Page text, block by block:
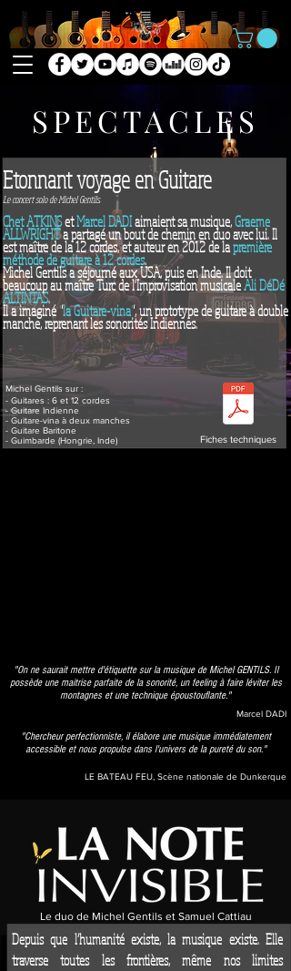
Etonnant voyage en Guitare
Le concert solo de Michel Gentils.
Chet ATKINSetMarcel DADIaimaient sa musique,Graeme
ALLWRIGHTa partagé un bout de chemin en duo avec lui. Il
est maître de la 12 cordes, et auteur en 2012 de lapremière
méthode de guitare à 12 cordes.
Michel Gentils a séjourné aux USA, puis en Inde. Il doit
beaucoup au maître Turc del'ImprovisationmusicaleAli DéDé
ALTINTAS.
Il a imaginé "la Guitare-vina", un prototype de guitare à double
manche,reprenant les sonorités Indiennes.
Michel Gentils sur :
- Guitares : 6 et 12 cordes
- Guitare Indienne
- Guitare-vina à deux manches
- Guitare Baritone
- Guimbarde (Hongrie, Inde)
Fiches techniques
SPECTACLES
"On ne saurait mettre d'étiquette sur la musique de Michel GENTILS. Il
possède une maitrise parfaite de la sonorité, un feeling à faire léviter les
montagnes et une technique époustouflante."
Marcel DADI
"Chercheur perfectionniste, il élabore une musique immédiatement
accessible et nous propulse dans l'univers de la pureté du son."
LE BATEAU FEU, Scène nationale de Dunkerque
Le duo de Michel Gentils et Samuel Cattiau
Depuis que l’humanité existe, la musique existe. Elle
traverse toutes les frontières, même nos limites